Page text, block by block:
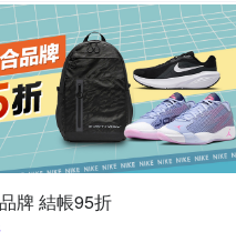
牌 結帳95折